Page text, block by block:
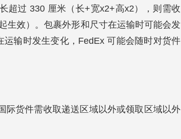
超过 330 厘米（长+宽x2+高x2），则需收
生效）。包裹外形和尺寸在运输时可能会发
输时发生变化，FedEx 可能会随时对货件
际货件需收取递送区域以外或领取区域以外